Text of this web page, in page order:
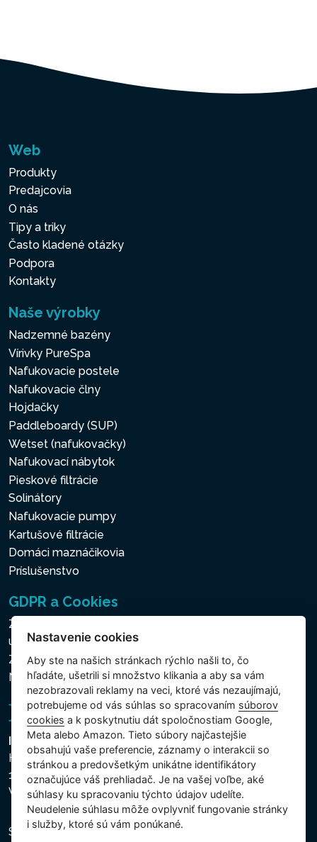
Web
Produkty
Predajcovia
O nás
Tipy a triky
Často kladené otázky
Podpora
Kontakty
Naše výrobky
Nadzemné bazény
Vírivky PureSpa
Nafukovacie postele
Nafukovacie člny
Hojdačky
Paddleboardy (SUP)
Wetset (nafukovačky)
Nafukovací nábytok
Pieskové filtrácie
Solinátory
Nafukovacie pumpy
Kartušové filtrácie
Domáci maznáčikovia
Príslušenstvo
GDPR a Cookies
Zásady ochrany osobných a ďalších spracovávaných
údajov
Zásady používania súborov cookies
Nastavenie cookies
Intex Trading, s.r.o.
Hradecká 2526/3
130 00 Praha 3
Vinohrady - Česká republika
Spoločnosť je zapísaná na Mestskom súde v Prahe,
Nastavenie cookies
Aby ste na našich stránkach rýchlo našli to, čo
hľadáte, ušetrili si množstvo klikania a aby sa vám
nezobrazovali reklamy na veci, ktoré vás nezaujímajú,
potrebujeme od vás súhlas so spracovaním súborov
cookies a k poskytnutiu dát spoločnostiam Google,
Meta alebo Amazon. Tieto súbory najčastejšie
obsahujú vaše preferencie, záznamy o interakcii so
stránkou a predovšetkým unikátne identifikátory
označujúce váš prehliadač. Je na vašej voľbe, aké
súhlasy ku spracovaniu týchto údajov udelíte.
Neudelenie súhlasu mȏže ovplyvniť fungovanie stránky
i služby, ktoré sú vám ponúkané.